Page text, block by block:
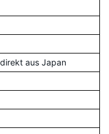
aus Japan